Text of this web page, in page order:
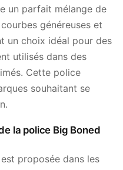
un parfait mélange de
généreuses et
un choix idéal pour des
utilisés dans des
Cette police
souhaitant se
la police Big Boned
proposée dans les